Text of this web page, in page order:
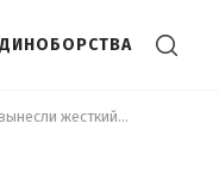
"Жестко накосячил": судьи боя Усик – Верховен вынесли жесткий вердикт за роковую ошибку